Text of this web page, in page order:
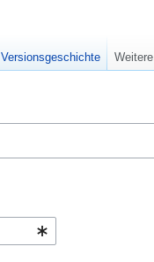
Versionsgeschichte Weitere